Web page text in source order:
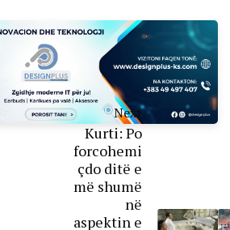
Next
Kurti: Po
forcohemi
çdo ditë e
më shumë
në
aspektin e